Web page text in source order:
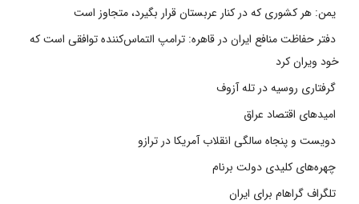
یمن: هر کشوری که در کنار عربستان قرار بگیرد، متجاوز است
دفتر حفاظت منافع ایران در قاهره: ترامپ التماس‌کننده توافقی است که
خود ویران کرد
گرفتاری روسیه در تله آزوف
امیدهای اقتصاد عراق
دویست و پنجاه سالگی انقلاب آمریکا در ترازو
چهره‌های کلیدی دولت برنام
تلگراف گراهام برای ایران